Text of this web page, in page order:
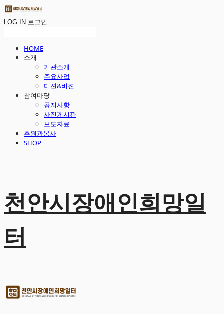
LOG IN 로그인
HOME
소개
기관소개
주요사업
미션&비젼
참여마당
공지사항
사진게시판
보도자료
후원과봉사
SHOP
천안시장애인희망일
터